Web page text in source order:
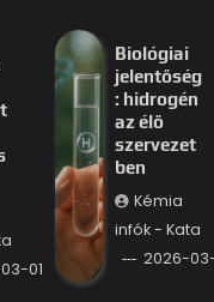
01
Biológiai
jelentőség
: hidrogén
az élő
szervezet
ben
Kémia
infók - Kata
2026-